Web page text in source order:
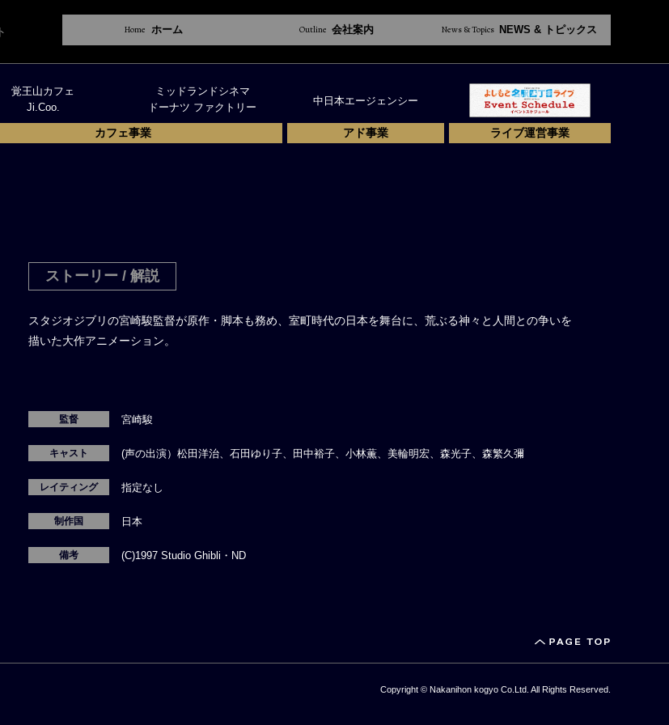
Home ホーム Outline 会社案内 News & Topics NEWS & トピックス
覚王山カフェ
Ji.Coo.
ミッドランドシネマ
ドーナツ ファクトリー
カフェ事業
中日本エージェンシー
アド事業 ライブ運営事業
ストーリー / 解説
スタジオジブリの宮崎駿監督が原作・脚本も務め、室町時代の日本を舞台に、荒ぶる神々と人間との争いを
描いた大作アニメーション。
監督 宮崎駿
キャスト (声の出演）松田洋治、石田ゆり子、田中裕子、小林薫、美輪明宏、森光子、森繁久彌
レイティング 指定なし
制作国 日本
備考 (C)1997 Studio Ghibli・ND
Copyright © Nakanihon kogyo Co.Ltd. All Rights Reserved.